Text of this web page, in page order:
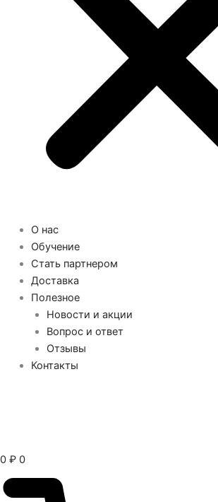
О нас
Обучение
Стать партнером
Доставка
Полезное
Новости и акции
Вопрос и ответ
Отзывы
Контакты
0 ₽ 0